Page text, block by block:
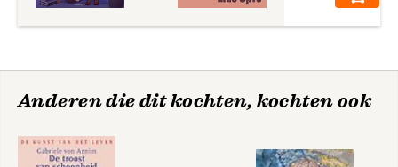
Anderen die dit kochten, kochten ook